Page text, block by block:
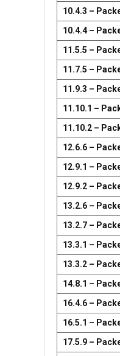
10.4.3 –
10.4.4 –
11.5.5 –
11.7.5 –
11.9.3 –
11.10.1 –
11.10.2 –
12.6.6 –
12.9.1 –
12.9.2 –
13.2.6 –
13.2.7 –
13.3.1 –
13.3.2 –
14.8.1 –
16.4.6 –
16.5.1 –
17.5.9 –